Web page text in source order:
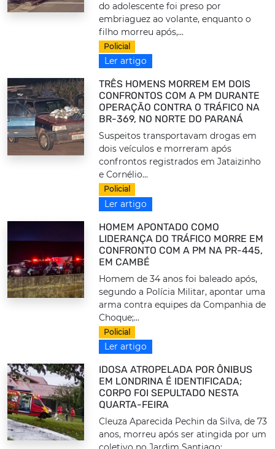
do adolescente foi preso por
embriaguez ao volante, enquanto o
filho morreu após,...
Policial
Ler artigo
TRÊS HOMENS MORREM EM DOIS
CONFRONTOS COM A PM DURANTE
OPERAÇÃO CONTRA O TRÁFICO NA
BR-369, NO NORTE DO PARANÁ
Suspeitos transportavam drogas em
dois veículos e morreram após
confrontos registrados em Jataizinho
e Cornélio...
Policial
Ler artigo
HOMEM APONTADO COMO
LIDERANÇA DO TRÁFICO MORRE EM
CONFRONTO COM A PM NA PR-445,
EM CAMBÉ
Homem de 34 anos foi baleado após,
segundo a Polícia Militar, apontar uma
arma contra equipes da Companhia de
Choque;...
Policial
Ler artigo
IDOSA ATROPELADA POR ÔNIBUS
EM LONDRINA É IDENTIFICADA;
CORPO FOI SEPULTADO NESTA
QUARTA-FEIRA
Cleuza Aparecida Pechin da Silva, de 73
anos, morreu após ser atingida por um